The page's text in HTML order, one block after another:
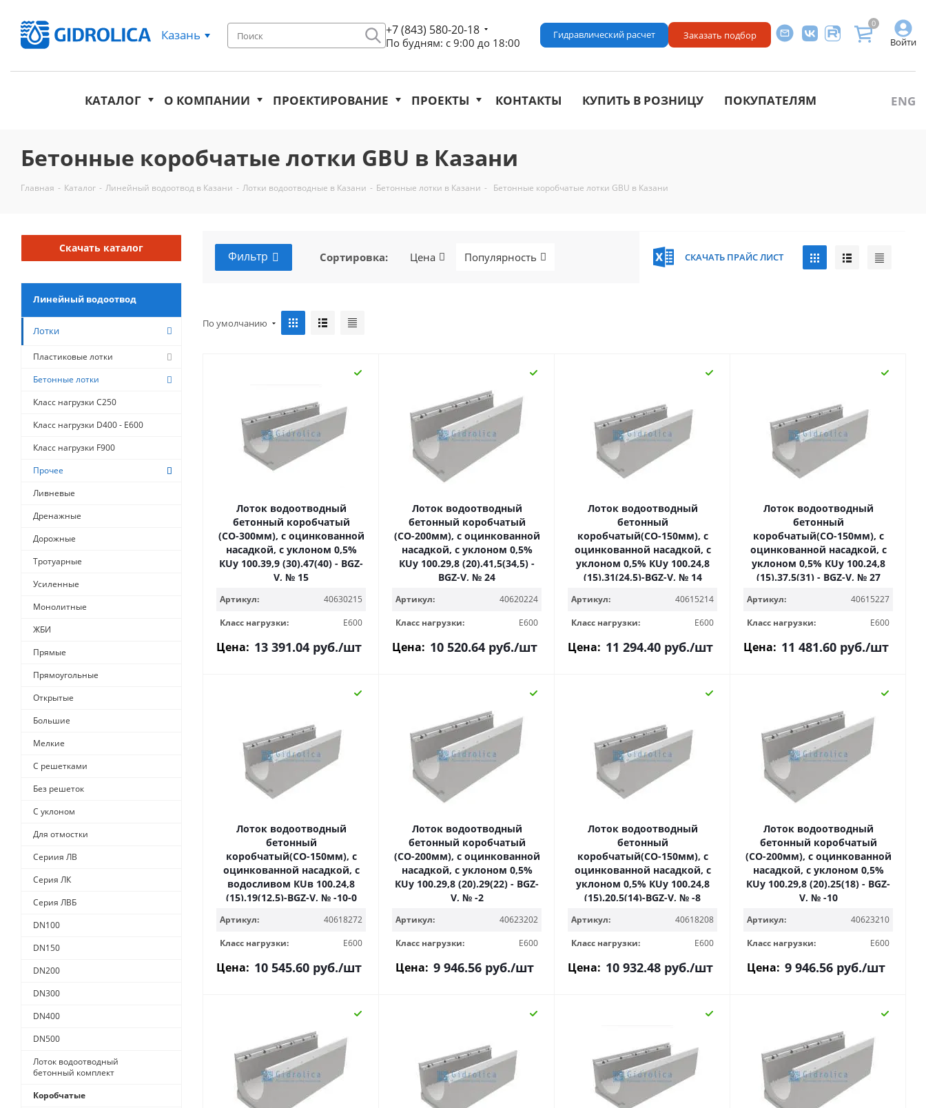
Казань +7 (843) 580-20-18
По будням: с 9:00 до 18:00 Войти
0
Гидравлический расчет Заказать подбор
КАТАЛОГ О КОМПАНИИ ПРОЕКТИРОВАНИЕ ПРОЕКТЫ КОНТАКТЫ КУПИТЬ В РОЗНИЦУ ПОКУПАТЕЛЯМ ENG
Бетонные коробчатые лотки GBU в Казани
Главная - Каталог - Линейный водоотвод в Казани - Лотки водоотводные в Казани - Бетонные лотки в Казани - Бетонные коробчатые лотки GBU в Казани
Фильтр Сортировка: Цена Популярность СКАЧАТЬ ПРАЙС ЛИСТ
По умолчанию
Лоток водоотводный
бетонный коробчатый
(СО-300мм), с оцинкованной
насадкой, с уклоном 0,5%
КUу 100.39,9 (30).47(40) - BGZ-
V, № 15
Артикул:
40630215
Класс нагрузки:
E600
Цена: 13 391.04 руб./шт
Лоток водоотводный
бетонный коробчатый
(СО-200мм), с оцинкованной
насадкой, с уклоном 0,5%
КUу 100.29,8 (20).41,5(34,5) -
BGZ-V, № 24
Артикул:
40620224
Класс нагрузки:
E600
Цена: 10 520.64 руб./шт
Лоток водоотводный
бетонный
коробчатый(СО-150мм), с
оцинкованной насадкой, с
уклоном 0,5% КUу 100.24,8
(15).31(24,5)-BGZ-V, № 14
Артикул:
40615214
Класс нагрузки:
E600
Цена: 11 294.40 руб./шт
Лоток водоотводный
бетонный
коробчатый(СО-150мм), с
оцинкованной насадкой, с
уклоном 0,5% КUу 100.24,8
(15).37,5(31) - BGZ-V, № 27
Артикул:
40615227
Класс нагрузки:
E600
Цена: 11 481.60 руб./шт
Лоток водоотводный
бетонный
коробчатый(СО-150мм), с
оцинкованной насадкой, с
водосливом КUв 100.24,8
(15).19(12,5)-BGZ-V, № -10-0
Артикул:
40618272
Класс нагрузки:
E600
Цена: 10 545.60 руб./шт
Лоток водоотводный
бетонный коробчатый
(СО-200мм), с оцинкованной
насадкой, с уклоном 0,5%
КUу 100.29,8 (20).29(22) - BGZ-
V, № -2
Артикул:
40623202
Класс нагрузки:
E600
Цена: 9 946.56руб./шт
Лоток водоотводный
бетонный
коробчатый(СО-150мм), с
оцинкованной насадкой, с
уклоном 0,5% КUу 100.24,8
(15).20,5(14)-BGZ-V, № -8
Артикул:
40618208
Класс нагрузки:
E600
Цена: 10 932.48 руб./шт
Лоток водоотводный
бетонный коробчатый
(СО-200мм), с оцинкованной
насадкой, с уклоном 0,5%
КUу 100.29,8 (20).25(18) - BGZ-
V, № -10
Артикул:
40623210
Класс нагрузки:
E600
Цена: 9 946.56руб./шт
Скачать каталог
Линейный водоотвод
Лотки
Пластиковые лотки
Бетонные лотки
Класс нагрузки C250
Класс нагрузки D400 - E600
Класс нагрузки F900
Прочее
Ливневые
Дренажные
Дорожные
Тротуарные
Усиленные
Монолитные
ЖБИ
Прямые
Прямоугольные
Открытые
Большие
Мелкие
С решетками
Без решеток
С уклоном
Для отмостки
Сериия ЛВ
Серия ЛК
Серия ЛВБ
DN100
DN150
DN200
DN300
DN400
DN500
Лоток водоотводный
бетонный комплект
Коробчатые